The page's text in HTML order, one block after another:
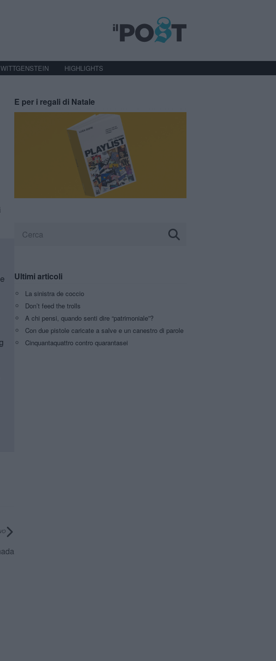
HIGHLIGHTS
E per i regali di Natale
Ultimi articoli
La sinistra de coccio
Don’t feed the trolls
A chi pensi, quando senti dire “patrimoniale”?
Con due pistole caricate a salve e un canestro di parole
Cinquantaquattro contro quarantasei